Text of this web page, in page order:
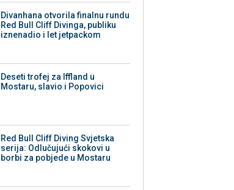
Divanhana otvorila finalnu rundu
Red Bull Cliff Divinga, publiku
iznenadio i let jetpackom
Deseti trofej za Iffland u
Mostaru, slavio i Popovici
Red Bull Cliff Diving Svjetska
serija: Odlučujući skokovi u
borbi za pobjede u Mostaru